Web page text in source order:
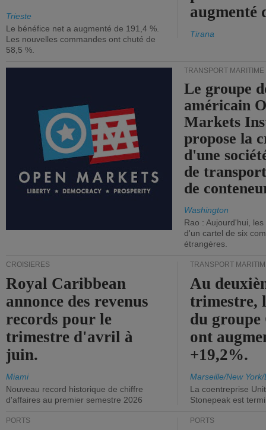
Trieste
Le bénéfice net a augmenté de 191,4 %.
Les nouvelles commandes ont chuté de
58,5 %.
augmenté
Tirana
TRANSPORT MARITIME
Le groupe
américain
Markets
propose la
d'une
de
de
Washington
Rao : Aujourd'hui,
d'un cartel de six
étrangères.
CROISIÈRES
Royal Caribbean
annonce des revenus
records pour le
trimestre d'avril à
juin.
Miami
Nouveau record historique de chiffre
d'affaires au premier semestre 2026
TRANSPORT
Au
trimestre,
du
ont
+19,2%.
Marseille/New
La coentreprise
Stonepeak est
PORTS PORTS